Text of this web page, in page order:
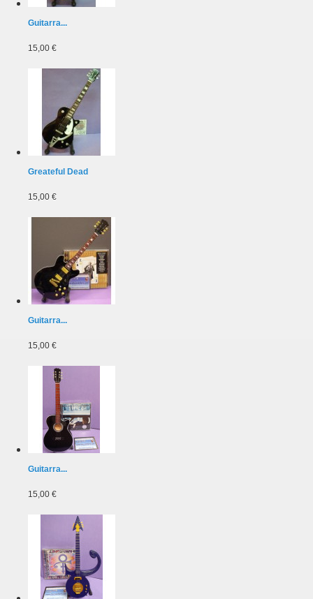
Guitarra...
15,00 €
Greateful Dead
15,00 €
Guitarra...
15,00 €
Guitarra...
15,00 €